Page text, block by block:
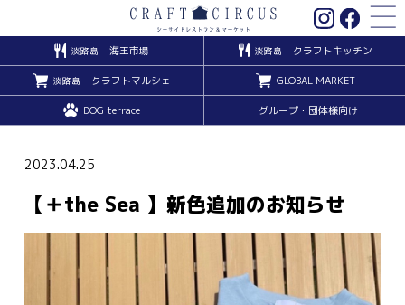
淡路島 海王市場 淡路島 クラフトキッチン
淡路島 クラフトマルシェ GLOBAL MARKET
DOG terrace グループ・団体様向け
2023.04.25
【＋the Sea 】新色追加のお知らせ